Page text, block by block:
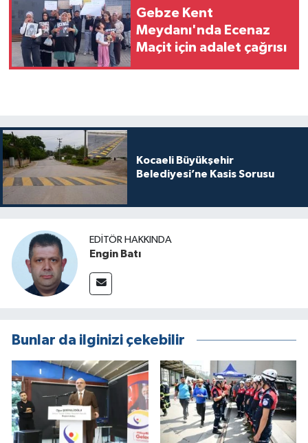
Gebze Kent
Meydanı'nda Ecenaz
Maçit için adalet çağrısı
Kocaeli Büyükşehir
Belediyesi’ne Kasis Sorusu
EDITÖR HAKKINDA
Engin Batı
Bunlar da ilginizi çekebilir